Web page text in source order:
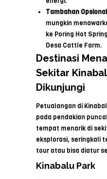
Tambahan
mungkin
ke Poring Hot
Desa Cattle Farm.
Destinasi
Sekitar
Dikunjungi
Petualangan di
pada pendakian
tempat menarik di
eksplorasi, seringkali
tour atau bisa diatur
Kinabalu Park